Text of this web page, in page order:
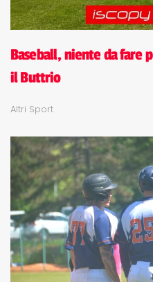
Baseball, niente da fare
il Buttrio
Altri Sport